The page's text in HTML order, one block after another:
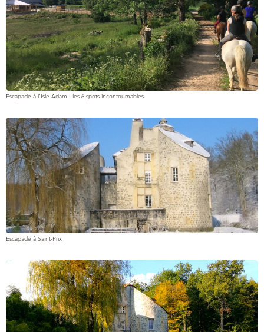
Escapade à l’Isle Adam : les 6 spots incontournables
Escapade à Saint-Prix